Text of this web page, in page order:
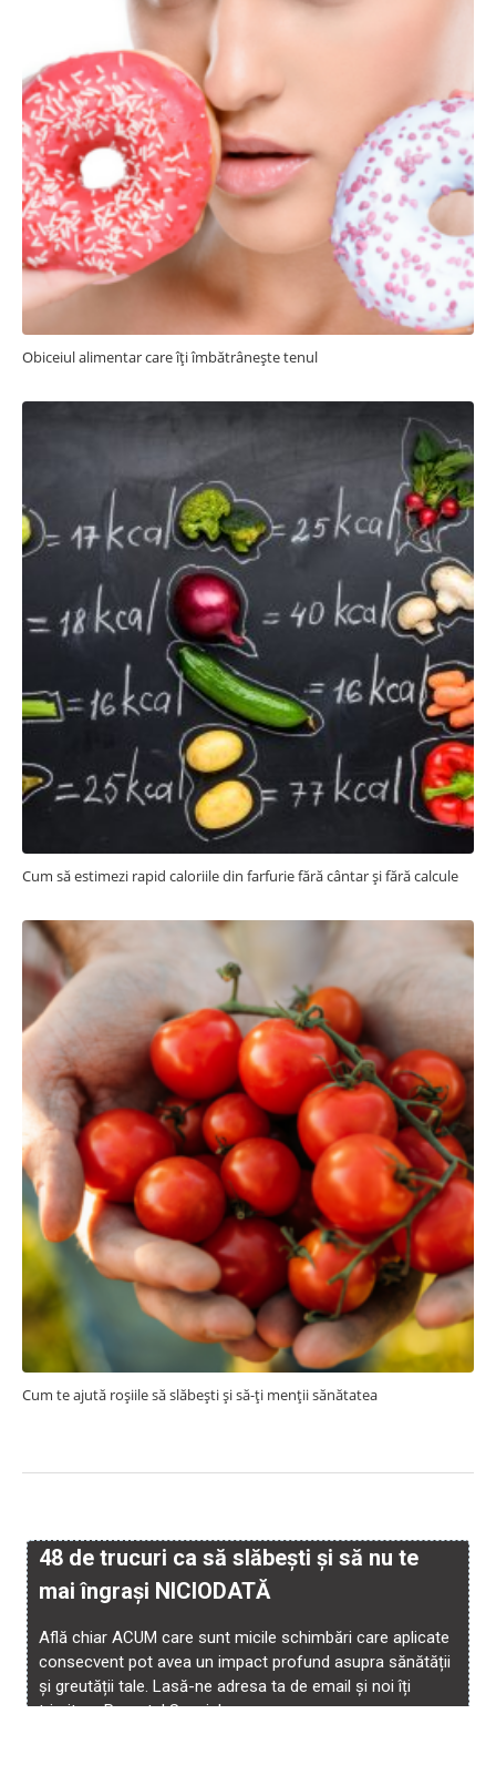
Obiceiul alimentar care îți îmbătrânește tenul
Cum să estimezi rapid caloriile din farfurie fără cântar și fără calcule
Cum te ajută roșiile să slăbești și să-ți menții sănătatea